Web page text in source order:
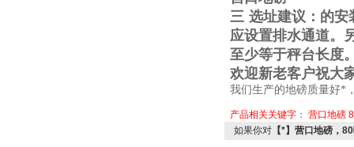
三 选址建议：的安
应设置排水通道。
至少等于秤台长度
欢迎新老客户祝大
我们生产的地磅质量好*
产品相关关键字： 营口地磅
如果你对 【*】营口地磅，